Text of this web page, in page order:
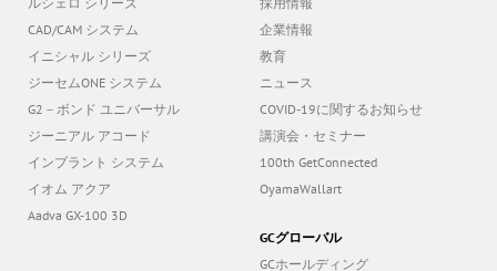
ルシェロ シリーズ
CAD/CAM システム
イニシャル シリーズ
ジーセムONE システム
G2－ボンド ユニバーサル
ジーニアル アコード
インプラント システム
イオム アクア
Aadva GX-100 3D
採用情報
企業情報
教育
ニュース
COVID-19に関するお知らせ
講演会・セミナー
100th GetConnected
OyamaWallart
GCグローバル